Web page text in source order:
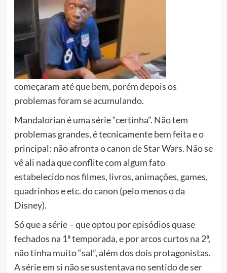
começaram até que bem, porém depois os
problemas foram se acumulando.
Mandalorian é uma série “certinha”. Não tem
problemas grandes, é tecnicamente bem feita e o
principal: não afronta o canon de Star Wars. Não se
vê ali nada que conflite com algum fato
estabelecido nos filmes, livros, animações, games,
quadrinhos e etc. do canon (pelo menos o da
Disney).
Só que a série – que optou por episódios quase
fechados na 1ª temporada, e por arcos curtos na 2ª,
não tinha muito “sal”, além dos dois protagonistas.
A série em si não se sustentava no sentido de ser